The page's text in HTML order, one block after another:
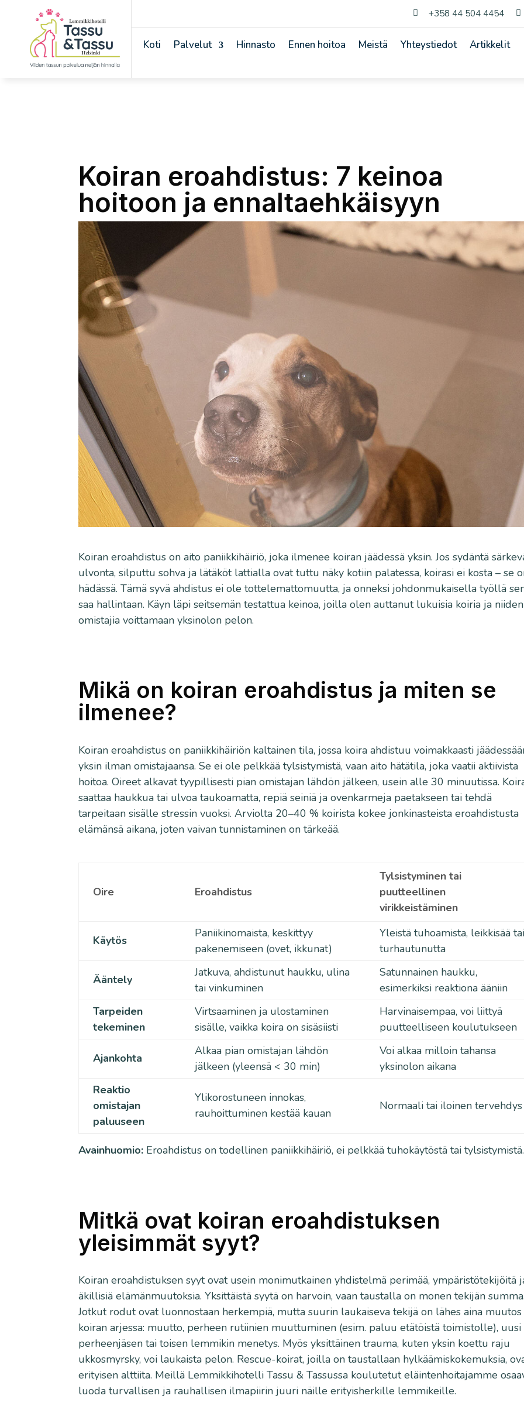
 +358 44 504 4454 
Koti Palvelut Hinnasto Ennen hoitoa Meistä Yhteystiedot Artikkelit
Koiran eroahdistus: 7 keinoa
hoitoon ja ennaltaehkäisyyn
Koiran eroahdistus on aito paniikkihäiriö, joka ilmenee koiran jäädessä yksin. Jos sydäntä
ulvonta, silputtu sohva ja lätäköt lattialla ovat tuttu näky kotiin palatessa, koirasi ei kosta – se
hädässä. Tämä syvä ahdistus ei ole tottelemattomuutta, ja onneksi johdonmukaisella työllä
saa hallintaan. Käyn läpi seitsemän testattua keinoa, joilla olen auttanut lukuisia koiria ja niiden
omistajia voittamaan yksinolon pelon.
Mikä on koiran eroahdistus ja miten se
ilmenee?
Koiran eroahdistus on paniikkihäiriön kaltainen tila, jossa koira ahdistuu voimakkaasti
yksin ilman omistajaansa. Se ei ole pelkkää tylsistymistä, vaan aito hätätila, joka vaatii aktiivista
hoitoa. Oireet alkavat tyypillisesti pian omistajan lähdön jälkeen, usein alle 30 minuutissa.
saattaa haukkua tai ulvoa taukoamatta, repiä seiniä ja ovenkarmeja paetakseen tai tehdä
tarpeitaan sisälle stressin vuoksi. Arviolta 20–40 % koirista kokee jonkinasteista eroahdistusta
elämänsä aikana, joten vaivan tunnistaminen on tärkeää.
Oire Eroahdistus
Tylsistyminen tai
puutteellinen
virikkeistäminen
Käytös
Paniikinomaista, keskittyy
pakenemiseen (ovet, ikkunat)
Yleistä tuhoamista, leikkisää
turhautunutta
Ääntely
Jatkuva, ahdistunut haukku, ulina
tai vinkuminen
Satunnainen haukku,
esimerkiksi reaktiona ääniin
Tarpeiden
tekeminen
Virtsaaminen ja ulostaminen
sisälle, vaikka koira on sisäsiisti
Harvinaisempaa, voi liittyä
puutteelliseen koulutukseen
Ajankohta
Alkaa pian omistajan lähdön
jälkeen (yleensä < 30 min)
Voi alkaa milloin tahansa
yksinolon aikana
Reaktio
omistajan
paluuseen
Ylikorostuneen innokas,
rauhoittuminen kestää kauan
Normaali tai iloinen tervehdys
Avainhuomio: Eroahdistus on todellinen paniikkihäiriö, ei pelkkää tuhokäytöstä tai tylsistymistä.
Mitkä ovat koiran eroahdistuksen
yleisimmät syyt?
Koiran eroahdistuksen syyt ovat usein monimutkainen yhdistelmä perimää, ympäristötekijöitä
äkillisiä elämänmuutoksia. Yksittäistä syytä on harvoin, vaan taustalla on monen tekijän
Jotkut rodut ovat luonnostaan herkempiä, mutta suurin laukaiseva tekijä on lähes aina muutos
koiran arjessa: muutto, perheen rutiinien muuttuminen (esim. paluu etätöistä toimistolle), uusi
perheenjäsen tai toisen lemmikin menetys. Myös yksittäinen trauma, kuten yksin koettu raju
ukkosmyrsky, voi laukaista pelon. Rescue-koirat, joilla on taustallaan hylkäämiskokemuksia,
erityisen alttiita. Meillä Lemmikkihotelli Tassu & Tassussa koulutetut eläintenhoitajamme
luoda turvallisen ja rauhallisen ilmapiirin juuri näille erityisherkille lemmikeille.